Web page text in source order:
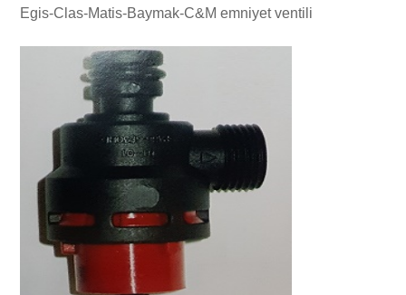
Egis-Clas-Matis-Baymak-C&M emniyet ventili